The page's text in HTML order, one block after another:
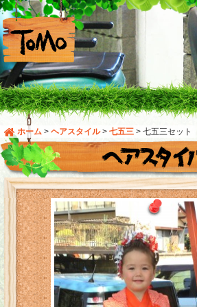
ホーム > ヘアスタイル> 七五三 > 七五三セット